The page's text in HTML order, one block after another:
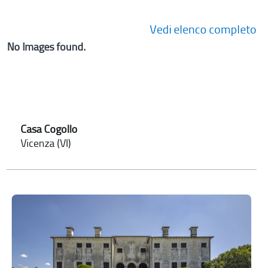
Vedi elenco completo
No Images found.
Casa Cogollo
Vicenza (VI)